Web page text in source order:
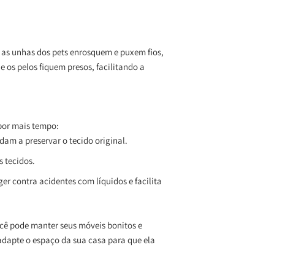
unhas dos pets enrosquem e puxem fios,
os pelos fiquem presos, facilitando a
mais tempo:
a preservar o tecido original.
tecidos.
contra acidentes com líquidos e facilita
pode manter seus móveis bonitos e
o espaço da sua casa para que ela